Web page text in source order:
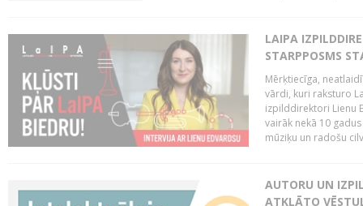
LAIPA
STARPPOSMS
Mērķtiecīga,
vārdi, kuri raksturo
izpilddirektori Lienu
vairāk nekā 10
mūziķu un radošu
AUTORU UN
ATKLĀTO